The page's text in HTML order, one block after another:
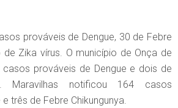
prováveis de Dengue, 30 de Febre
de Zika vírus. O município de Onça de
casos prováveis de Dengue e dois de
Maravilhas notificou 164 casos
três de Febre Chikungunya.